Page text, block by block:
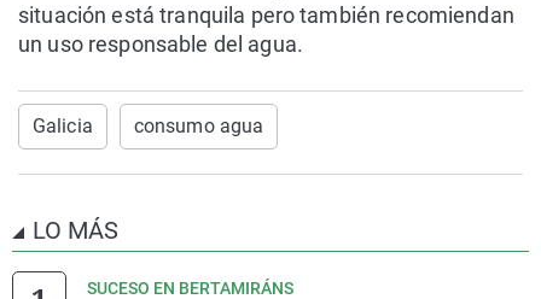
situación está tranquila pero también recomiendan
un uso responsable del agua.
Galicia consumo agua
LO MÁS
SUCESO EN BERTAMIRÁNS